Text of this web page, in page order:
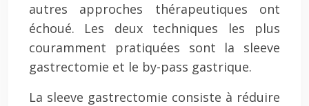
autres approches thérapeutiques ont
échoué. Les deux techniques les plus
couramment pratiquées sont la sleeve
gastrectomie et le by-pass gastrique.
La sleeve gastrectomie consiste à réduire